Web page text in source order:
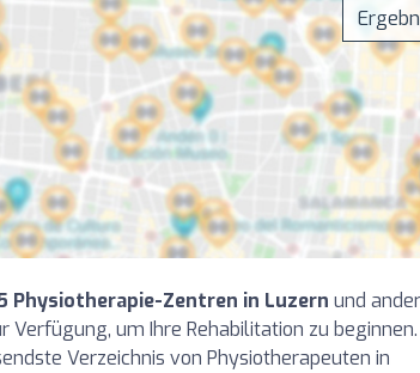
Physiotherapie-Zentren in Luzern und
Verfügung, um Ihre Rehabilitation zu
Verzeichnis von Physiotherapeuten in